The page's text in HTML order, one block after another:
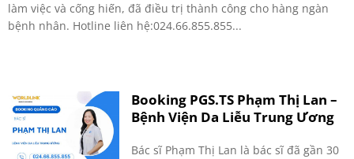
làm việc và cống hiến, đã điều trị thành công cho hàng ngàn
bệnh nhân. Hotline liên hệ:024.66.855.855...
Booking PGS.TS Phạm Thị Lan –
Bệnh Viện Da Liễu Trung Ương
Bác sĩ Phạm Thị Lan là bác sĩ đã gần 30